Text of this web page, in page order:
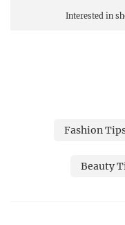
Interested in
Fashion
Beauty